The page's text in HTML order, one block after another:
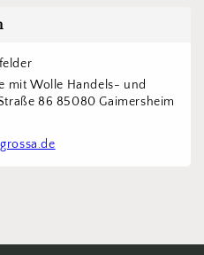
mit Wolle Handels- und
86 85080 Gaimersheim